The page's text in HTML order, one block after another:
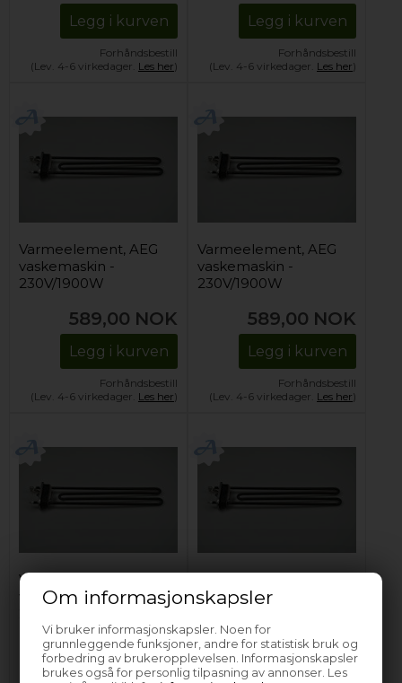
Om informasjonskapsler
Vi bruker informasjonskapsler. Noen for
grunnleggende funksjoner, andre for statistisk bruk og
forbedring av brukeropplevelsen. Informasjonskapsler
brukes også for personlig tilpasning av annonser. Les
Legg i kurven
Forhåndsbestill
(Lev. 4-6 virkedager. Les her)
Legg i kurven
Forhåndsbestill
(Lev. 4-6 virkedager. Les her)
Varmeelement, AEG
vaskemaskin -
230V/1900W
589,00 NOK
Legg i kurven
Forhåndsbestill
(Lev. 4-6 virkedager. Les her)
Varmeelement, AEG
vaskemaskin -
230V/1900W
589,00 NOK
Legg i kurven
Forhåndsbestill
(Lev. 4-6 virkedager. Les her)
Varmeelement, AEG
vaskemaskin -
589,00 NOK
vaskemaskin -
230V/1900W
589,00 NOK